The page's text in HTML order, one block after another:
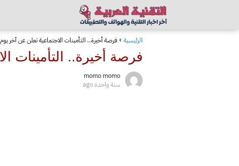
الرئيسية فرصة أخيرة.. التأمينات الاجتماعية تعلن عن آخر
فرصة أخيرة.. التأمينات
momo momo
سنة واحدة ago